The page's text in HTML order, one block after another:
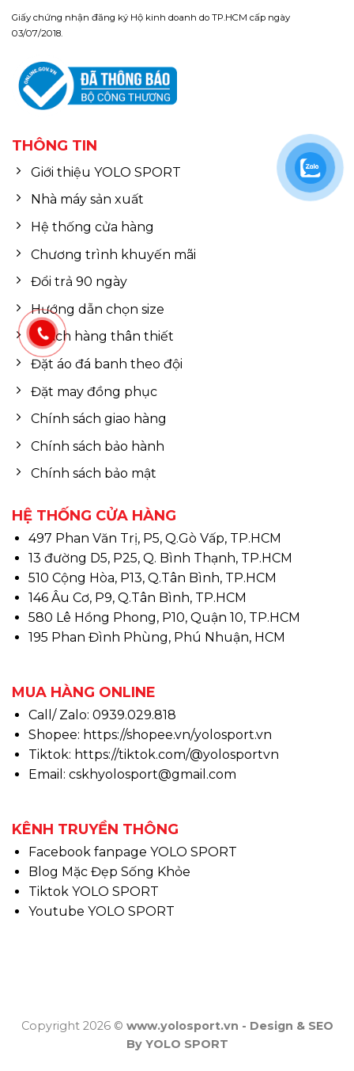
Giấy chứng nhận đăng ký Hộ kinh doanh do TP.HCM cấp ngày
03/07/2018.
THÔNG TIN
Giới thiệu YOLO SPORT
Nhà máy sản xuất
Hệ thống cửa hàng
Chương trình khuyến mãi
Đổi trả 90 ngày
Hướng dẫn chọn size
Khách hàng thân thiết
Đặt áo đá banh theo đội
Đặt may đồng phục
Chính sách giao hàng
Chính sách bảo hành
Chính sách bảo mật
HỆ THỐNG CỬA HÀNG
497 Phan Văn Trị, P5, Q.Gò Vấp, TP.HCM
13 đường D5, P25, Q. Bình Thạnh, TP.HCM
510 Cộng Hòa, P13, Q.Tân Bình, TP.HCM
146 Âu Cơ, P9, Q.Tân Bình, TP.HCM
580 Lê Hồng Phong, P10, Quận 10, TP.HCM
195 Phan Đình Phùng, Phú Nhuận, HCM
MUA HÀNG ONLINE
Call/ Zalo: 0939.029.818
Shopee: https://shopee.vn/yolosport.vn
Tiktok: https://tiktok.com/@yolosportvn
Email: cskhyolosport@gmail.com
KÊNH TRUYỀN THÔNG
Facebook fanpage YOLO SPORT
Blog Mặc Đẹp Sống Khỏe
Tiktok YOLO SPORT
Youtube YOLO SPORT
Copyright 2026 © www.yolosport.vn - Design & SEO
By YOLO SPORT